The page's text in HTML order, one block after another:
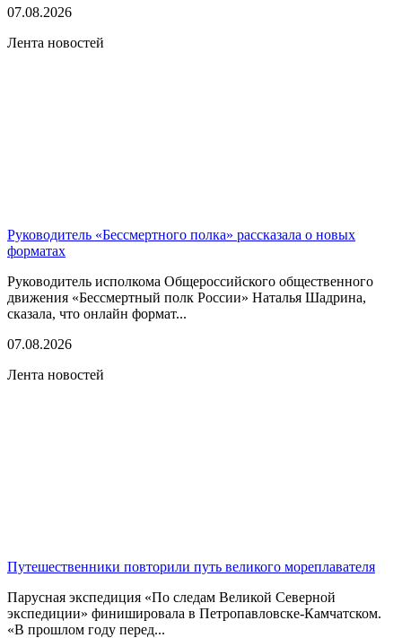
07.08.2026
Лента новостей
Руководитель «Бессмертного полка» рассказала о новых
форматах
Руководитель исполкома Общероссийского общественного
движения «Бессмертный полк России» Наталья Шадрина,
сказала, что онлайн формат...
07.08.2026
Лента новостей
Путешественники повторили путь великого мореплавателя
Парусная экспедиция «По следам Великой Северной
экспедиции» финишировала в Петропавловске-Камчатском.
«В прошлом году перед...